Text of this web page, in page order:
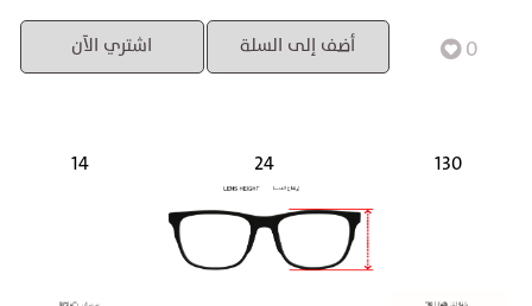
اشتري الآن أضف إلى السلة 0
14 24 130